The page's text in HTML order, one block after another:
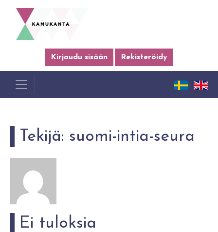
Kirjaudu sisään Rekisteröidy
Tekijä: suomi-intia-seura
Ei tuloksia